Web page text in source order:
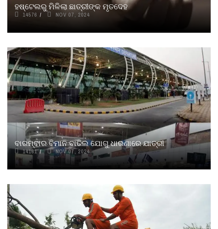
ହଷ୍ଟେଲରୁ ମିଳିଲା ଛାତ୍ରୀଙ୍କ ମୃତଦେହ
14576 NOV 07, 2024
ବାରମ୍ବାର ବିମାନ ବାତିଲ ଯୋଗୁ ଧାରଣାରେ ଯାତ୍ରୀ
14161 NOV 07, 2024